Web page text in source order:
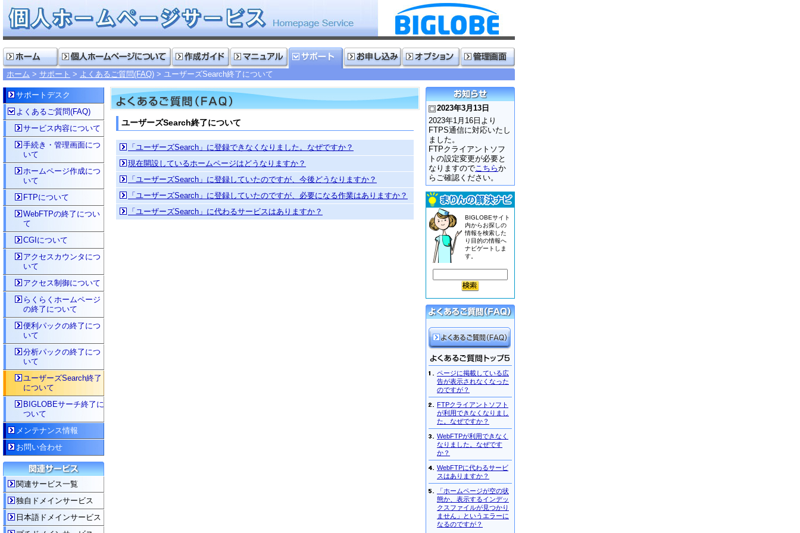
ホーム サポート よくあるご質問(FAQ) ユーザーズSearch終了について
ユーザーズSearch終了について
「ユーザーズSearch」に登録できなくなりました。なぜですか？
現在開設しているホームページはどうなりますか？
「ユーザーズSearch」に登録していたのですが、今後どうなりますか？
「ユーザーズSearch」に登録していたのですが、必要になる作業はありますか？
「ユーザーズSearch」に代わるサービスはありますか？
サポートデスク
よくあるご質問(FAQ)
サービス内容について
手続き・管理画面につ
いて
ホームページ作成につ
いて
FTPについて
WebFTPの終了につい
て
CGIについて
アクセスカウンタにつ
いて
アクセス制御について
らくらくホームページ
の終了について
便利パックの終了につ
いて
分析パックの終了につ
いて
ユーザーズSearch終了
について
BIGLOBEサーチ終了に
ついて
メンテナンス情報
お問い合わせ
関連サービス一覧
独自ドメインサービス
日本語ドメインサービス
2023年3月13日
2023年1月16日より
FTPS通信に対応いたし
ました。
FTPクライアントソフ
トの設定変更が必要と
なりますので こちらか
らご確認ください。
BIGLOBEサイト
内からお探しの
情報を検索した
り目的の情報へ
ナビゲートしま
す。
ページに掲載している広
告が表示されなくなった
のですが？
FTPクライアントソフト
が利用できなくなりまし
た。なぜですか？
WebFTPが利用できなく
なりました。なぜです
か？
WebFTPに代わるサービ
スはありますか？
「ホームページが空の状
態か、表示するインデッ
クスファイルが見つかり
ません」というエラーに
なるのですが？